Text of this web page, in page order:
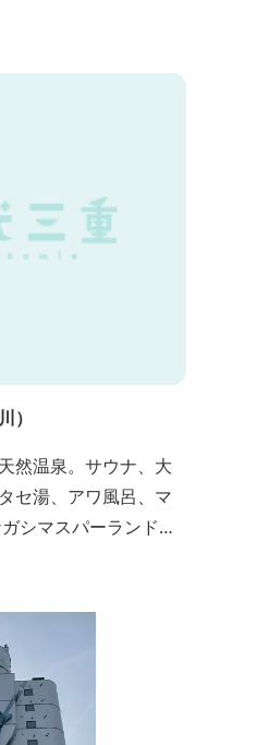
）
然温泉。サウナ、大
セ湯、アワ風呂、マ
シマスパーランド、
。（車で２０分）